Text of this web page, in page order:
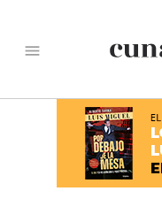
menu